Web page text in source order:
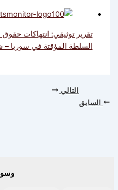
تقرير توثيقي: انتهاكات
السلطة المؤقتة في سوريا – شهر
السابق
التالي